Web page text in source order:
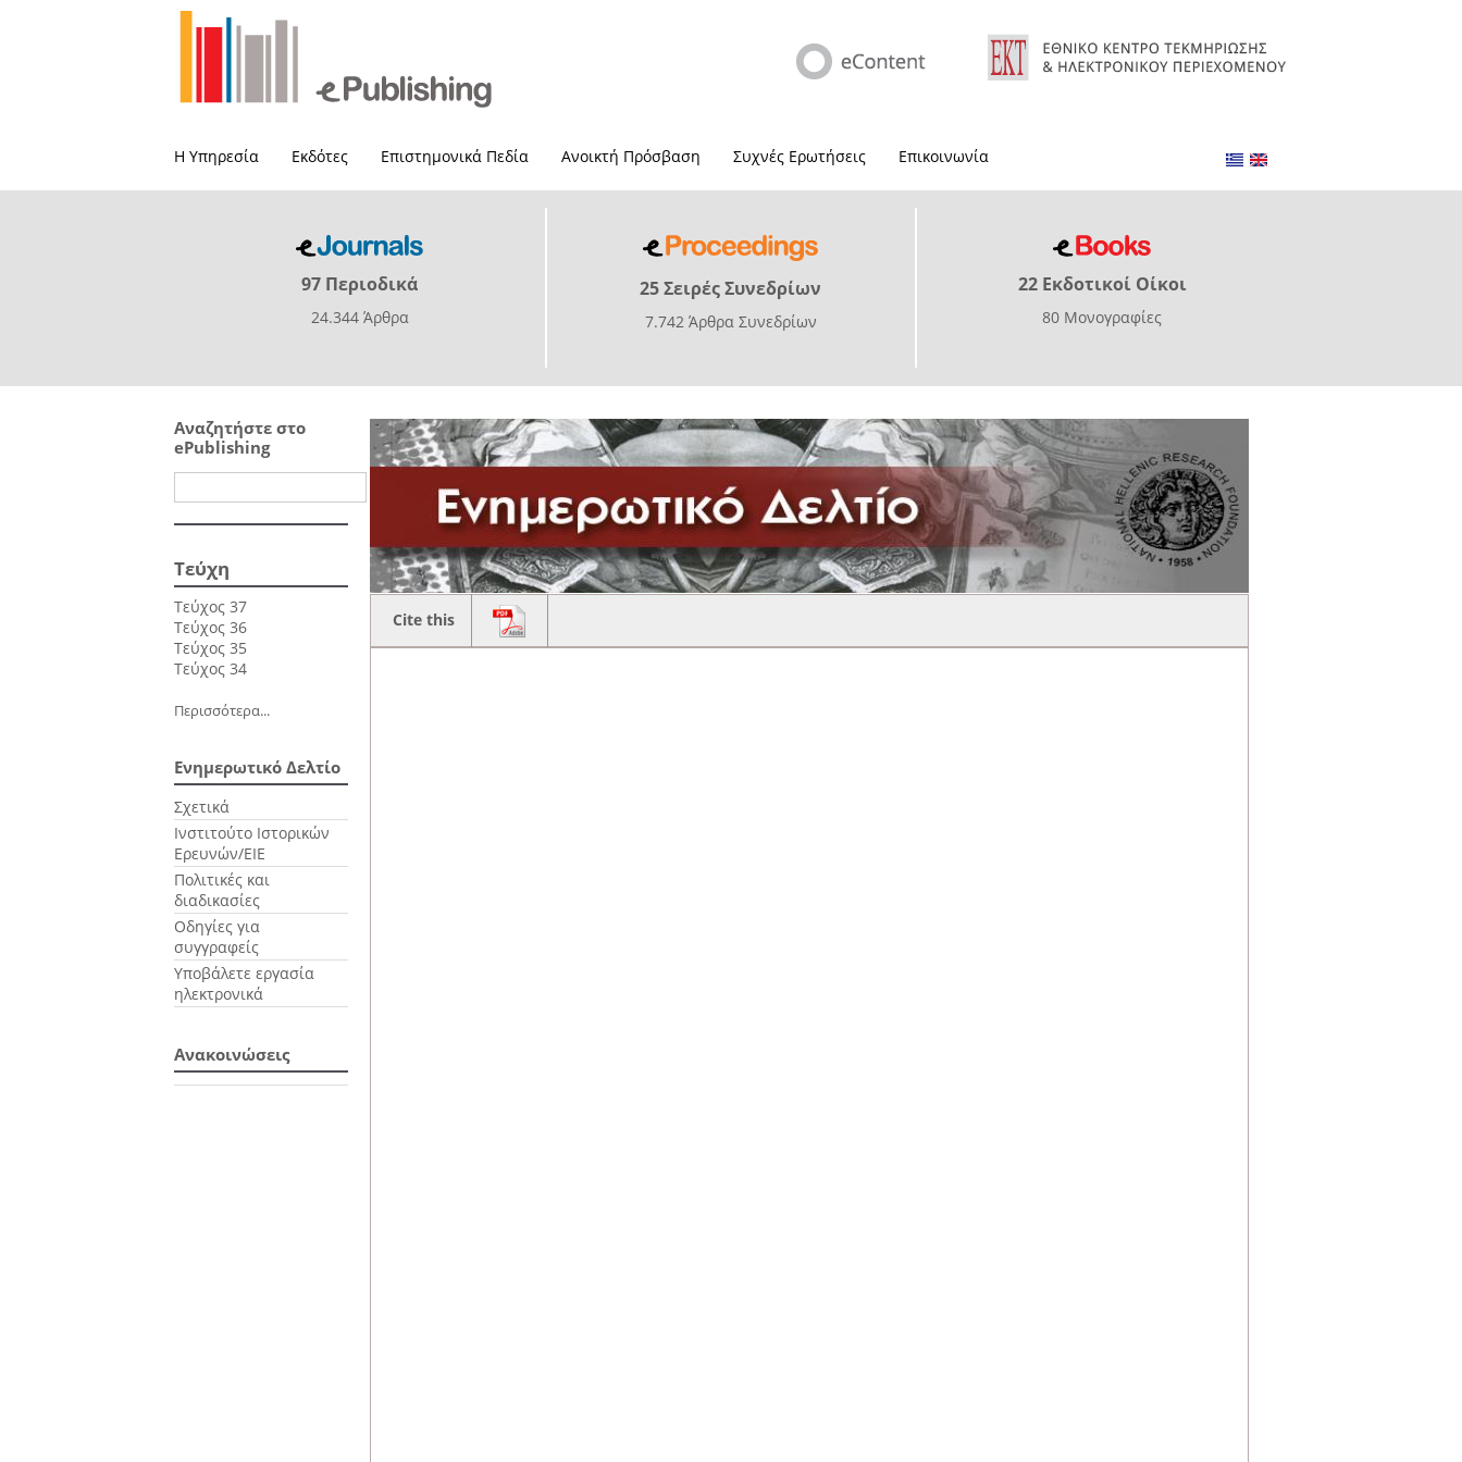
Η Υπηρεσία Εκδότες Επιστημονικά Πεδία Ανοικτή Πρόσβαση Συχνές Ερωτήσεις Επικοινωνία
97 Περιοδικά
24.344 Άρθρα
25 Σειρές Συνεδρίων
7.742 Άρθρα Συνεδρίων
22 Εκδοτικοί Οίκοι
80 Μονογραφίες
Αναζητήστε στο
ePublishing
Τεύχη
Τεύχος 37
Τεύχος 36
Τεύχος 35
Τεύχος 34
Περισσότερα...
Ενημερωτικό Δελτίο
Σχετικά
Ινστιτούτο Ιστορικών
Ερευνών/ΕΙΕ
Πολιτικές και
διαδικασίες
Οδηγίες για
συγγραφείς
Υποβάλετε εργασία
ηλεκτρονικά
Ανακοινώσεις
Cite this